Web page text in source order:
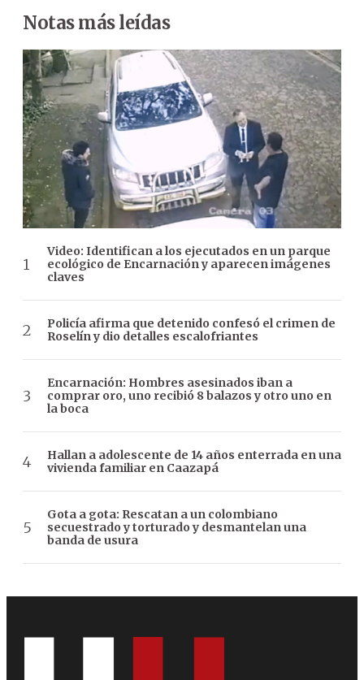
Notas más leídas
Video: Identifican a los ejecutados en un parque
ecológico de Encarnación y aparecen imágenes
claves
Policía afirma que detenido confesó el crimen de
Roselín y dio detalles escalofriantes
Encarnación: Hombres asesinados iban a
comprar oro, uno recibió 8 balazos y otro uno en
la boca
Hallan a adolescente de 14 años enterrada en una
vivienda familiar en Caazapá
Gota a gota: Rescatan a un colombiano
secuestrado y torturado y desmantelan una
banda de usura